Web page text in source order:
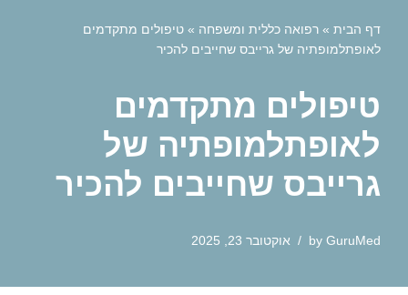
דף הבית » רפואה כללית ומשפחה » טיפולים מתקדמים
לאופתלמופתיה של גרייבס שחייבים להכיר
טיפולים מתקדמים
לאופתלמופתיה של
גרייבס שחייבים להכיר
by GuruMed אוקטובר 23, 2025